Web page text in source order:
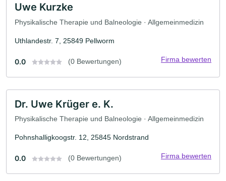
Uwe Kurzke
Physikalische Therapie und Balneologie · Allgemeinmedizin
Uthlandestr. 7, 25849 Pellworm
0.0 (0 Bewertungen) Firma bewerten
Dr. Uwe Krüger e. K.
Physikalische Therapie und Balneologie · Allgemeinmedizin
Pohnshalligkoogstr. 12, 25845 Nordstrand
0.0 (0 Bewertungen) Firma bewerten